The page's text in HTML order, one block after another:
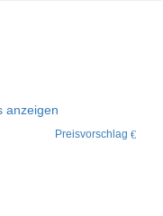
anzeigen
Preisvorschlag